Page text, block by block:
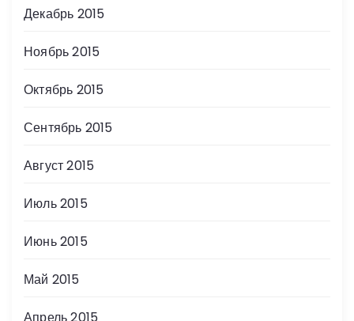
Декабрь 2015
Ноябрь 2015
Октябрь 2015
Сентябрь 2015
Август 2015
Июль 2015
Июнь 2015
Май 2015